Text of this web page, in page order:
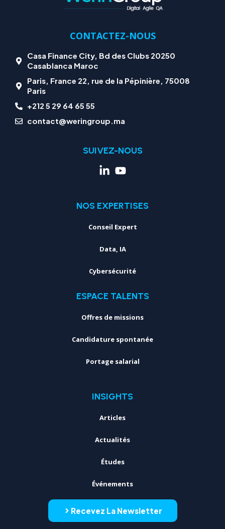
CONTACTEZ-NOUS
Casa Finance City, Bd des Clubs 20250
Casablanca Maroc
Paris, France 22, rue de la Pépinière, 75008
Paris
+212 5 29 64 65 55
contact@weringroup.ma
SUIVEZ-NOUS
NOS EXPERTISES
Conseil Expert
Data, IA
Cybersécurité
ESPACE TALENTS
Offres de missions
Candidature spontanée
Portage salarial
INSIGHTS
Articles
Actualités
Études
Événements
Recevez La Newsletter